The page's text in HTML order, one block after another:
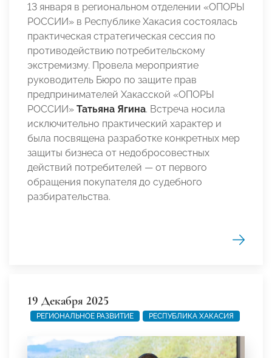
13 января в региональном отделении «ОПОРЫ
РОССИИ» в Республике Хакасия состоялась
практическая стратегическая сессия по
противодействию потребительскому
экстремизму. Провела мероприятие
руководитель Бюро по защите прав
предпринимателей Хакасской «ОПОРЫ
РОССИИ» Татьяна Ягина. Встреча носила
исключительно практический характер и
была посвящена разработке конкретных мер
защиты бизнеса от недобросовестных
действий потребителей — от первого
обращения покупателя до судебного
разбирательства.
19 Декабря 2025
РЕГИОНАЛЬНОЕ РАЗВИТИЕ РЕСПУБЛИКА ХАКАСИЯ